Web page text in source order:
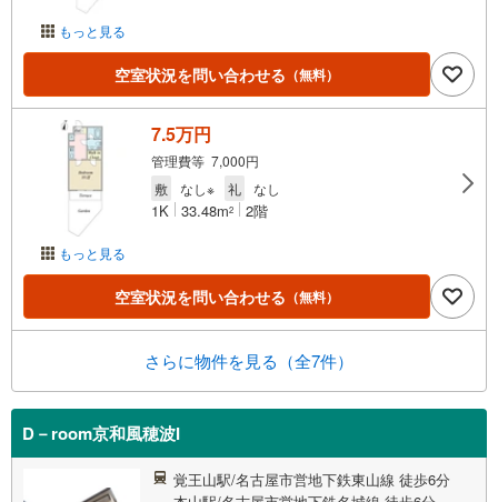
もっと見る
空室状況を問い合わせる （無料）
もっと見る
7.5万円
管理費等 7,000円
敷
なし※ 礼 なし
1K 33.48m2 2階
空室状況を問い合わせる （無料）
さらに物件を見る（全7件）
D－room京和風穂波I
覚王山駅/名古屋市営地下鉄東山線 徒歩6分